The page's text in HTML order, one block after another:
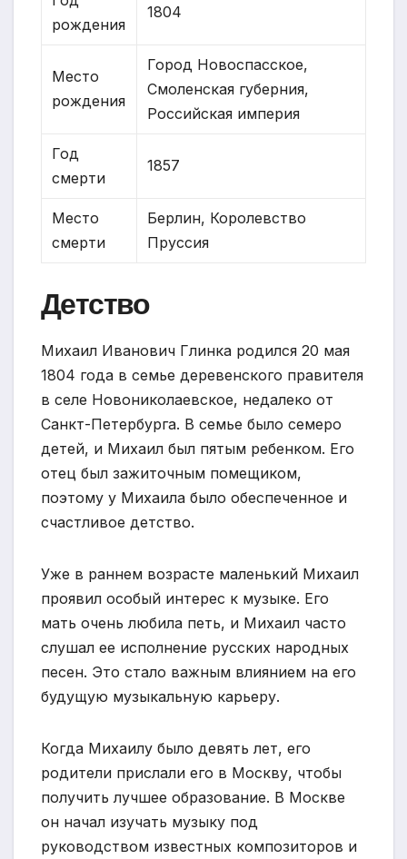
рождения
1804
Место
рождения
Город Новоспасское,
Смоленская губерния,
Российская империя
Год
смерти
1857
Место
смерти
Берлин, Королевство
Пруссия
Детство
Михаил Иванович Глинка родился 20 мая
1804 года в семье деревенского правителя
в селе Новониколаевское, недалеко от
Санкт-Петербурга. В семье было семеро
детей, и Михаил был пятым ребенком. Его
отец был зажиточным помещиком,
поэтому у Михаила было обеспеченное и
счастливое детство.
Уже в раннем возрасте маленький Михаил
проявил особый интерес к музыке. Его
мать очень любила петь, и Михаил часто
слушал ее исполнение русских народных
песен. Это стало важным влиянием на его
будущую музыкальную карьеру.
Когда Михаилу было девять лет, его
родители прислали его в Москву, чтобы
получить лучшее образование. В Москве
он начал изучать музыку под
руководством известных композиторов и